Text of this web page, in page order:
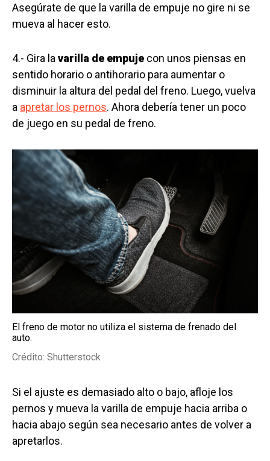
Asegúrate de que la varilla de empuje no gire ni se
mueva al hacer esto.
4.- Gira la varilla de empuje con unos piensas en
sentido horario o antihorario para aumentar o
disminuir la altura del pedal del freno. Luego, vuelva
a apretar los pernos. Ahora debería tener un poco
de juego en su pedal de freno.
El freno de motor no utiliza el sistema de frenado del
auto.
Crédito: Shutterstock
Si el ajuste es demasiado alto o bajo, afloje los
pernos y mueva la varilla de empuje hacia arriba o
hacia abajo según sea necesario antes de volver a
apretarlos.